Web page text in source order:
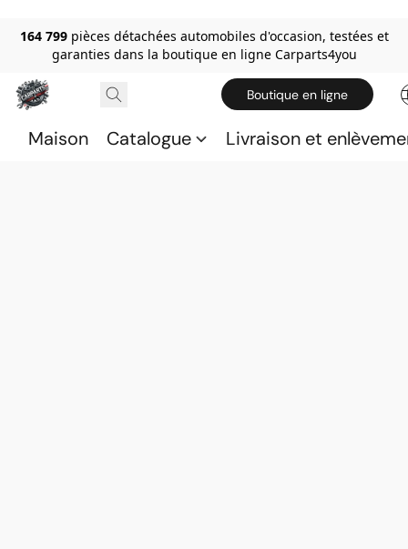
164 799 pièces détachées automobiles d'occasion, testées et
garanties dans la boutique en ligne Carparts4you
Boutique en ligne
Maison Catalogue Livraison et